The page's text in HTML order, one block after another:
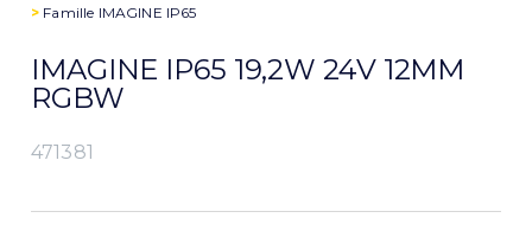
> Famille IMAGINE IP65
IMAGINE IP65 19,2W 24V 12MM
RGBW
471381